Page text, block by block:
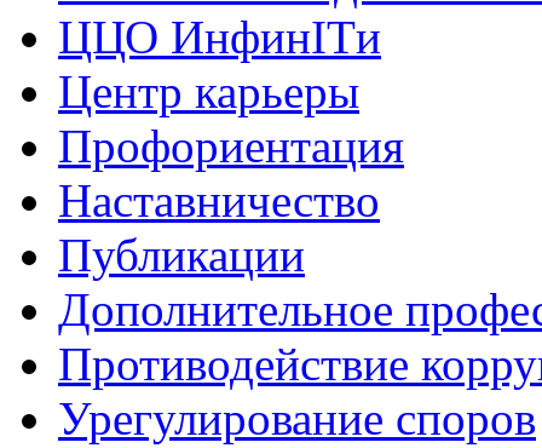
ЦЦО ИнфинITи
Центр карьеры
Профориентация
Наставничество
Публикации
Дополнительное
Противодействие
Урегулирование споров